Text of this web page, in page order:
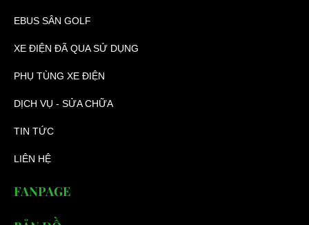
EBUS SÂN GOLF
XE ĐIỆN ĐÃ QUA SỬ DỤNG
PHỤ TÙNG XE ĐIỆN
DỊCH VỤ - SỬA CHỮA
TIN TỨC
LIÊN HỆ
FANPAGE